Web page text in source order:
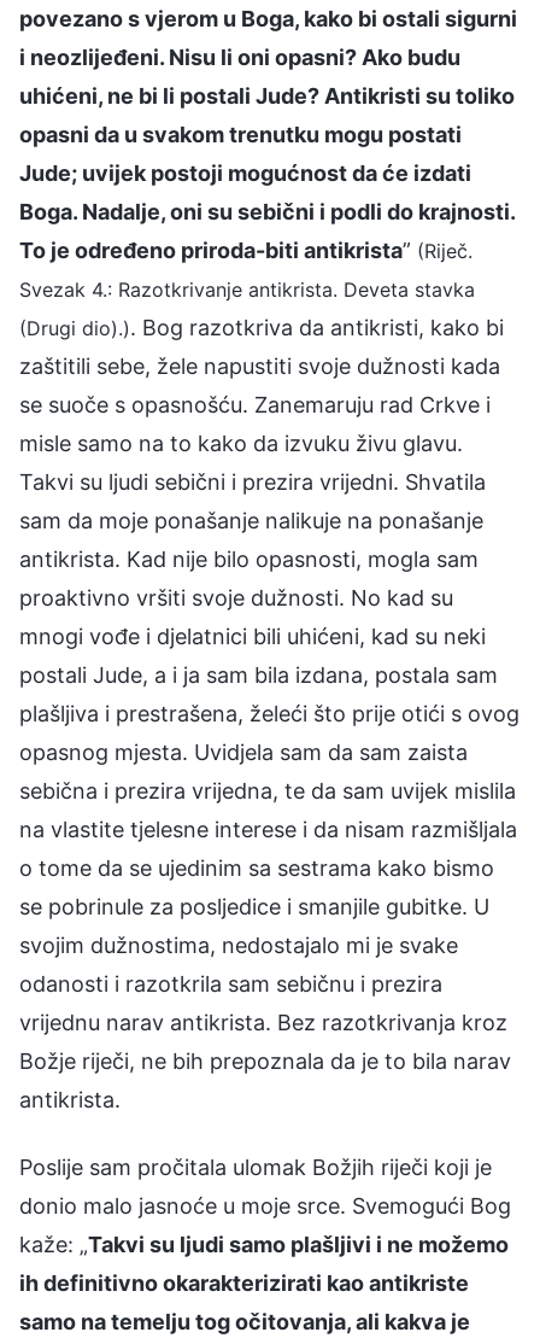
povezano s vjerom u Boga, kako bi ostali sigurni
i neozlijeđeni. Nisu li oni opasni? Ako budu
uhićeni, ne bi li postali Jude? Antikristi su toliko
opasni da u svakom trenutku mogu postati
Jude; uvijek postoji mogućnost da će izdati
Boga. Nadalje, oni su sebični i podli do krajnosti.
To je određeno priroda-biti antikrista” (Riječ.
Svezak 4.: Razotkrivanje antikrista. Deveta stavka
(Drugi dio).). Bog razotkriva da antikristi, kako bi
zaštitili sebe, žele napustiti svoje dužnosti kada
se suoče s opasnošću. Zanemaruju rad Crkve i
misle samo na to kako da izvuku živu glavu.
Takvi su ljudi sebični i prezira vrijedni. Shvatila
sam da moje ponašanje nalikuje na ponašanje
antikrista. Kad nije bilo opasnosti, mogla sam
proaktivno vršiti svoje dužnosti. No kad su
mnogi vođe i djelatnici bili uhićeni, kad su neki
postali Jude, a i ja sam bila izdana, postala sam
plašljiva i prestrašena, želeći što prije otići s ovog
opasnog mjesta. Uvidjela sam da sam zaista
sebična i prezira vrijedna, te da sam uvijek mislila
na vlastite tjelesne interese i da nisam razmišljala
o tome da se ujedinim sa sestrama kako bismo
se pobrinule za posljedice i smanjile gubitke. U
svojim dužnostima, nedostajalo mi je svake
odanosti i razotkrila sam sebičnu i prezira
vrijednu narav antikrista. Bez razotkrivanja kroz
Božje riječi, ne bih prepoznala da je to bila narav
antikrista.
Poslije sam pročitala ulomak Božjih riječi koji je
donio malo jasnoće u moje srce. Svemogući Bog
kaže: „Takvi su ljudi samo plašljivi i ne možemo
ih definitivno okarakterizirati kao antikriste
samo na temelju tog očitovanja, ali kakva je